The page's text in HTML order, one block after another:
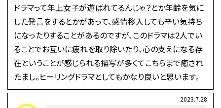
ドラマって年上女子が遊ばれてるんじゃ？とか年齢を気に
した発言をするとかがあって、感情移入しても辛い気持ち
になったりすることがあるのですが、このドラマは2人でい
ることでお互いに疲れを取り除いたり、心の支えになる存
在ということが感じられる描写が多くてこちらまで癒され
たまし。ヒーリングドラマとしてもかなり良いと思います。
2023.7.28